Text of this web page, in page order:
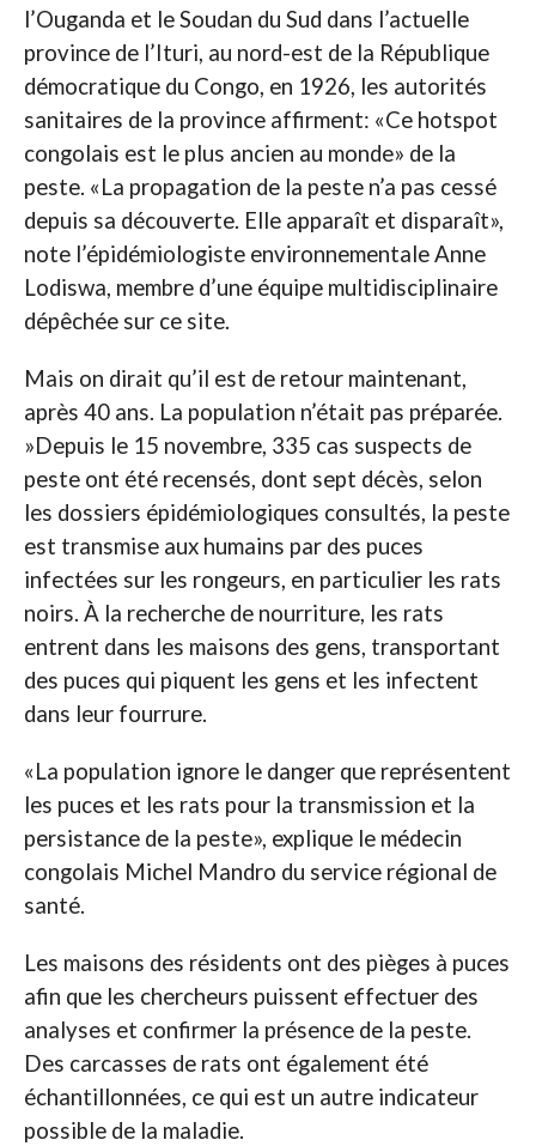
l’Ouganda et le Soudan du Sud dans l’actuelle
province de l’Ituri, au nord-est de la République
démocratique du Congo, en 1926, les autorités
sanitaires de la province affirment: «Ce hotspot
congolais est le plus ancien au monde» de la
peste. «La propagation de la peste n’a pas cessé
depuis sa découverte. Elle apparaît et disparaît»,
note l’épidémiologiste environnementale Anne
Lodiswa, membre d’une équipe multidisciplinaire
dépêchée sur ce site.
Mais on dirait qu’il est de retour maintenant,
après 40 ans. La population n’était pas préparée.
»Depuis le 15 novembre, 335 cas suspects de
peste ont été recensés, dont sept décès, selon
les dossiers épidémiologiques consultés, la peste
est transmise aux humains par des puces
infectées sur les rongeurs, en particulier les rats
noirs. À la recherche de nourriture, les rats
entrent dans les maisons des gens, transportant
des puces qui piquent les gens et les infectent
dans leur fourrure.
«La population ignore le danger que représentent
les puces et les rats pour la transmission et la
persistance de la peste», explique le médecin
congolais Michel Mandro du service régional de
santé.
Les maisons des résidents ont des pièges à puces
afin que les chercheurs puissent effectuer des
analyses et confirmer la présence de la peste.
Des carcasses de rats ont également été
échantillonnées, ce qui est un autre indicateur
possible de la maladie.